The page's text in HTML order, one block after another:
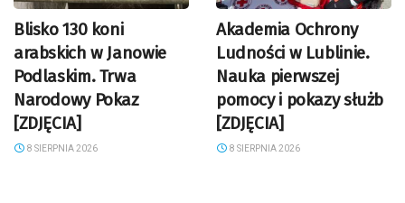
Blisko 130 koni
arabskich w Janowie
Podlaskim. Trwa
Narodowy Pokaz
[ZDJĘCIA]
8 SIERPNIA 2026
Akademia Ochrony
Ludności w Lublinie.
Nauka pierwszej
pomocy i pokazy służb
[ZDJĘCIA]
8 SIERPNIA 2026